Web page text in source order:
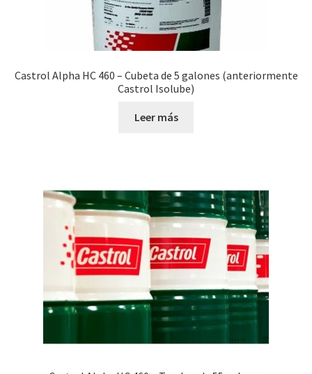
Castrol Alpha HC 460 – Cubeta de 5 galones (anteriormente
Castrol Isolube)
Leer más